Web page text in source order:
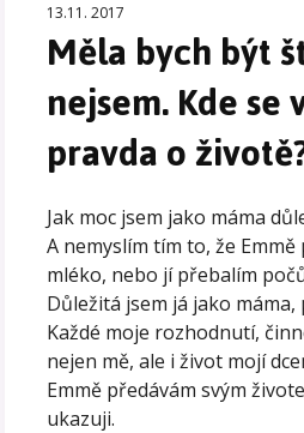
13.11. 2017
Měla bych být
nejsem. Kde se
pravda o
Jak moc jsem jako máma
A nemyslím tím to, že
mléko, nebo jí přebalím
Důležitá jsem já jako
Každé moje rozhodnutí,
nejen mě, ale i život mojí
Emmě předávám svým
ukazuji.